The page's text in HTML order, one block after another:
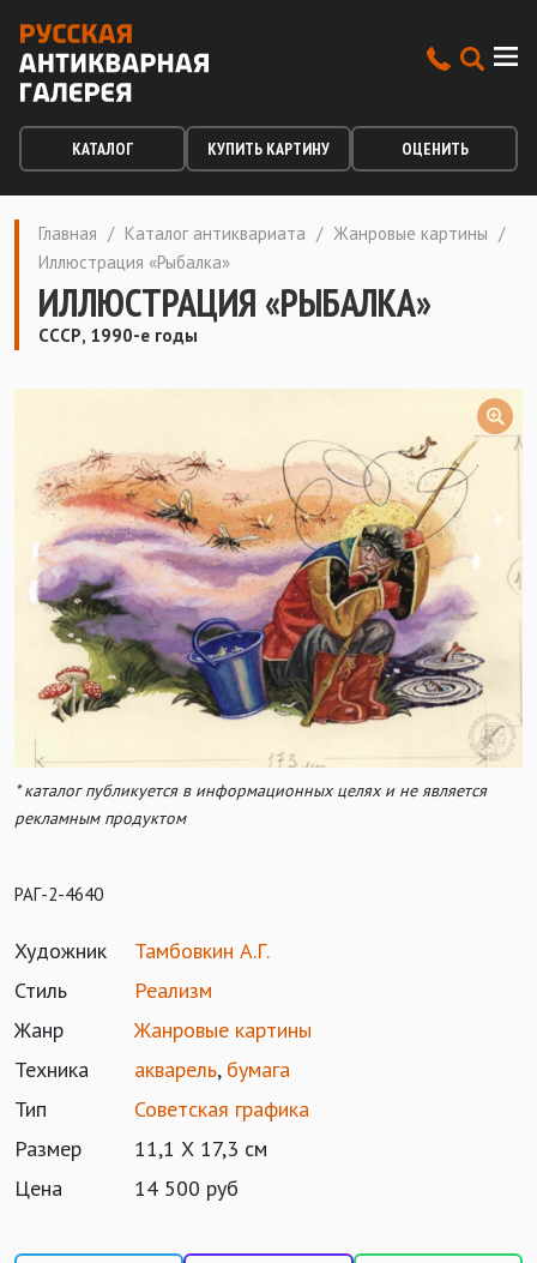
КАТАЛОГ КУПИТЬ КАРТИНУ ОЦЕНИТЬ
Главная / Каталог антиквариата / Жанровые картины /
Иллюстрация «Рыбалка»
ИЛЛЮСТРАЦИЯ «РЫБАЛКА»
СССР, 1990-е годы
* каталог публикуется в информационных целях и не является
рекламным продуктом
РАГ-2-4640
Художник
Тамбовкин А.Г.
Стиль
Реализм
Жанр
Жанровые картины
Техника
акварель, бумага
Тип
Советская графика
Размер
11,1 Х 17,3 см
Цена
14 500 руб